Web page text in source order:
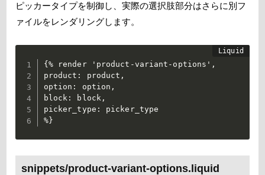
ピッカータイプを制御し、実際の選択肢部分はさらに別フ
ァイルをレンダリングします。
{% render 'product-variant-options',
product: product,
option: option,
block: block,
picker_type: picker_type
%}
snippets/product-variant-options.liquid